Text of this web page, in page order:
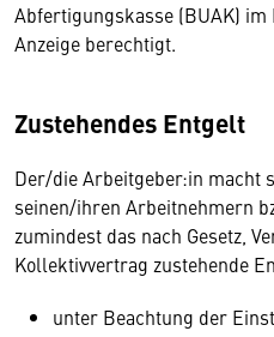
Abfertigungskasse (BUAK)
Anzeige berechtigt.
Zustehendes Entgelt
Der/die Arbeitgeber:in macht
seinen/ihren Arbeitnehmern
zumindest das nach Gesetz,
Kollektivvertrag zustehende
unter Beachtung der